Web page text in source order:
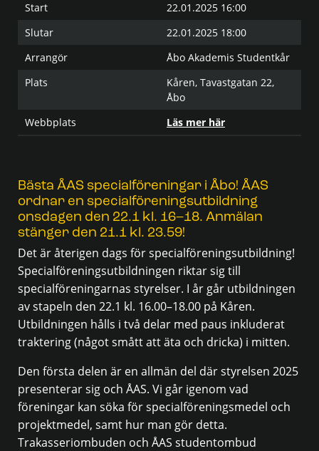
Start
22.01.2025 16:00
Slutar
22.01.2025 18:00
Arrangör
Åbo Akademis Studentkår
Plats
Kåren, Tavastgatan 22,
Åbo
Webbplats
Läs mer här
Bästa ÅAS specialföreningar i Åbo! ÅAS
ordnar en specialföreningsutbildning
onsdagen den 22.1 kl. 16–18. Anmälan
stänger den 21.1 kl. 23.59!
Det är återigen dags för specialföreningsutbildning!
Specialföreningsutbildningen riktar sig till
specialföreningarnas styrelser. I år går utbildningen
av stapeln den 22.1 kl. 16.00–18.00 på Kåren.
Utbildningen hålls i två delar med paus inkluderat
traktering (något smått att äta och dricka) i mitten.
Den första delen är en allmän del där styrelsen 2025
presenterar sig och ÅAS. Vi går igenom vad
föreningar kan söka för specialföreningsmedel och
projektmedel, samt hur man gör detta.
Trakasseriombuden och ÅAS studentombud